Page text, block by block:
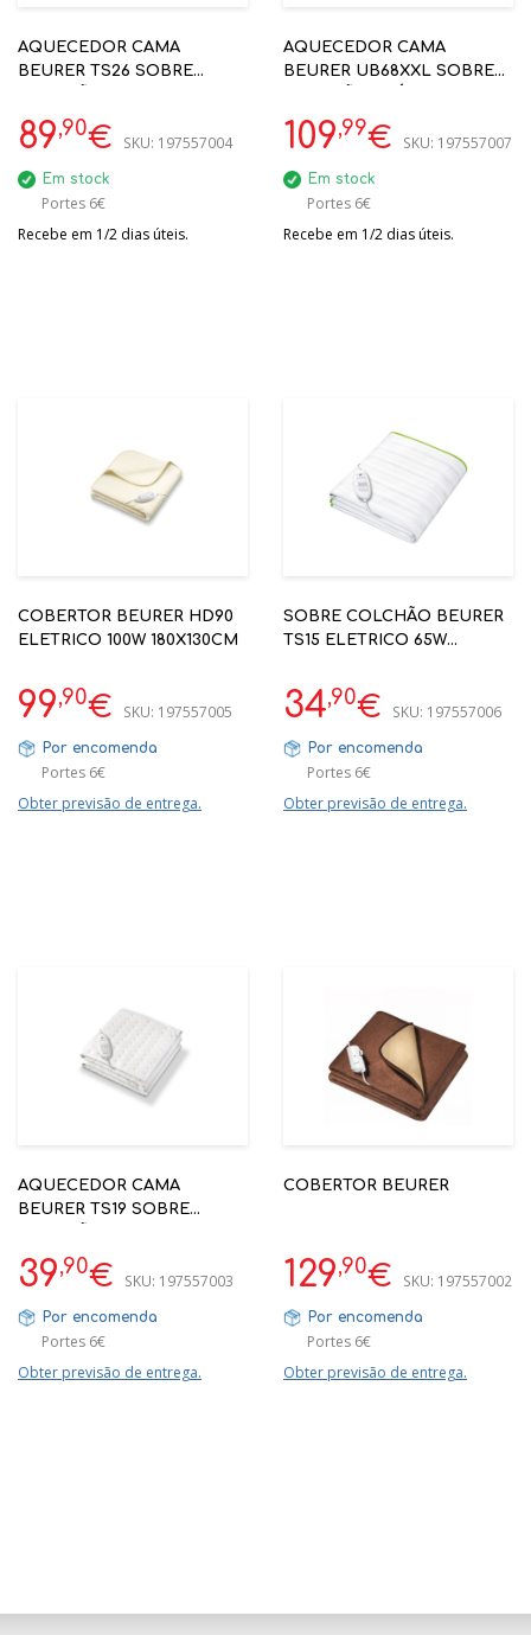
AQUECEDOR CAMA
BEURER TS26 SOBRE
150X140CM - LAVAVÉL
M.L.ROUPA
89,90€ SKU: 197557004
Em stock
Portes 6€
Recebe em 1/2 dias úteis.
AQUECEDOR CAMA
BEURER UB68XXL SOBRE
CAMAS 160X150CM - AUTO
TEMP. 3H - LAVÁVEL
109,99€ SKU: 197557007
Em stock
Portes 6€
Recebe em 1/2 dias úteis.
COBERTOR BEURER HD90
ELETRICO 100W 180X130CM
99,90€ SKU: 197557005
Por encomenda
Portes 6€
Obter previsão de entrega.
SOBRE COLCHÃO BEURER
TS15 ELETRICO 65W
34,90€ SKU: 197557006
Por encomenda
Portes 6€
Obter previsão de entrega.
AQUECEDOR CAMA
BEURER TS19 SOBRE
LAVAVÉL M.L.ROUPA
39,90€ SKU: 197557003
Por encomenda
Portes 6€
Obter previsão de entrega.
COBERTOR BEURER
129,90€ SKU: 197557002
Por encomenda
Portes 6€
Obter previsão de entrega.